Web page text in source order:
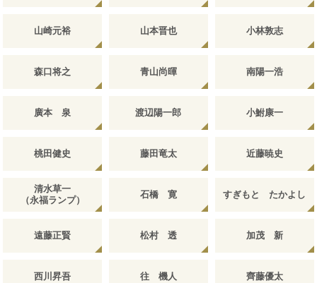
山崎元裕 山本晋也 小林敦志
森口将之 青山尚暉 南陽一浩
廣本 泉 渡辺陽一郎 小鮒康一
桃田健史 藤田竜太 近藤暁史
清水草一
（永福ランプ）
石橋 寛 すぎもと たかよし
遠藤正賢 松村 透 加茂 新
西川昇吾 往 機人 齊藤優太